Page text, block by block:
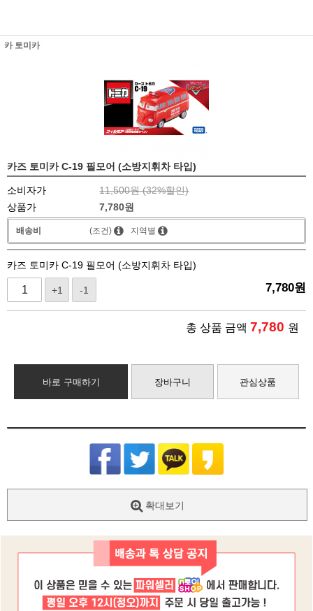
카 토미카
카즈 토미카 C-19 필모어 (소방지휘차 타입)
소비자가 11,500원 (32%할인)
상품가
7,780원
배송비 (조건) 지역별
카즈 토미카 C-19 필모어 (소방지휘차 타입)
+1 -1 7,780원
총 상품 금액 7,780 원
바로 구매하기 장바구니 관심상품
확대보기